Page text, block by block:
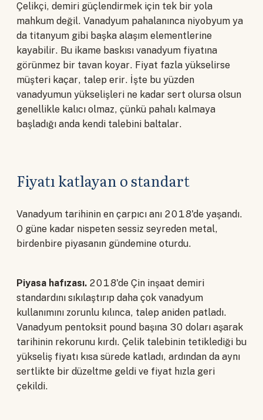
Çelikçi, demiri güçlendirmek için tek bir yola
mahkum değil. Vanadyum pahalanınca niyobyum ya
da titanyum gibi başka alaşım elementlerine
kayabilir. Bu ikame baskısı vanadyum fiyatına
görünmez bir tavan koyar. Fiyat fazla yükselirse
müşteri kaçar, talep erir. İşte bu yüzden
vanadyumun yükselişleri ne kadar sert olursa olsun
genellikle kalıcı olmaz, çünkü pahalı kalmaya
başladığı anda kendi talebini baltalar.
Fiyatı katlayan o standart
Vanadyum tarihinin en çarpıcı anı 2018'de yaşandı.
O güne kadar nispeten sessiz seyreden metal,
birdenbire piyasanın gündemine oturdu.
Piyasa hafızası. 2018'de Çin inşaat demiri
standardını sıkılaştırıp daha çok vanadyum
kullanımını zorunlu kılınca, talep aniden patladı.
Vanadyum pentoksit pound başına 30 doları aşarak
tarihinin rekorunu kırdı. Çelik talebinin tetiklediği bu
yükseliş fiyatı kısa sürede katladı, ardından da aynı
sertlikte bir düzeltme geldi ve fiyat hızla geri
çekildi.